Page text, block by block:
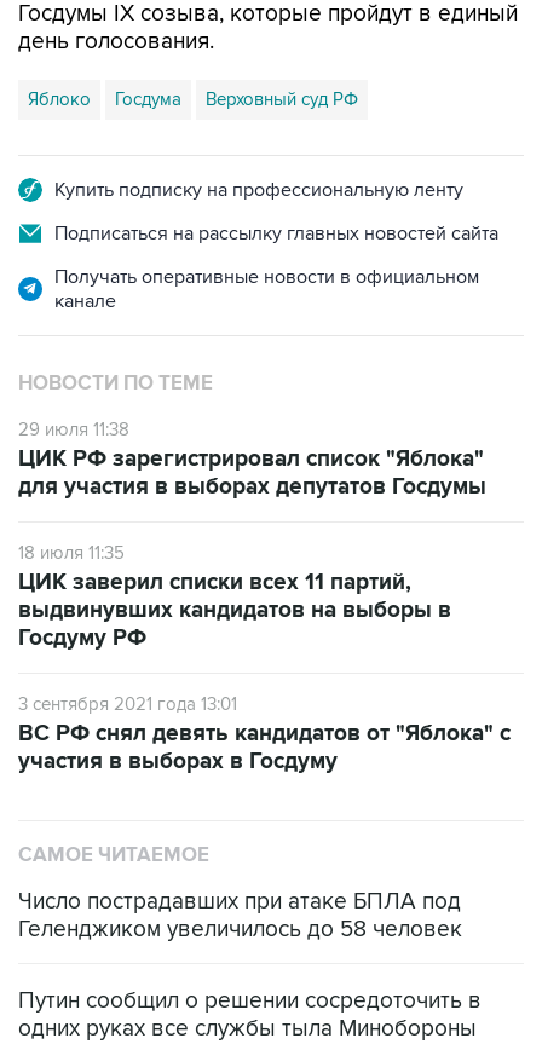
Госдумы IX созыва, которые пройдут в единый
день голосования.
Яблоко Госдума Верховный суд РФ
Купить подписку на профессиональную ленту
Подписаться на рассылку главных новостей сайта
Получать оперативные новости в официальном
канале
НОВОСТИ ПО ТЕМЕ
29 июля 11:38
ЦИК РФ зарегистрировал список "Яблока"
для участия в выборах депутатов Госдумы
18 июля 11:35
ЦИК заверил списки всех 11 партий,
выдвинувших кандидатов на выборы в
Госдуму РФ
3 сентября 2021 года 13:01
ВС РФ снял девять кандидатов от "Яблока" с
участия в выборах в Госдуму
САМОЕ ЧИТАЕМОЕ
Число пострадавших при атаке БПЛА под
Геленджиком увеличилось до 58 человек
Путин сообщил о решении сосредоточить в
одних руках все службы тыла Минобороны